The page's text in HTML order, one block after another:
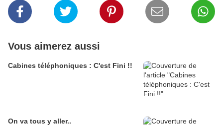
Vous aimerez aussi
Cabines téléphoniques : C'est Fini !!
On va tous y aller..